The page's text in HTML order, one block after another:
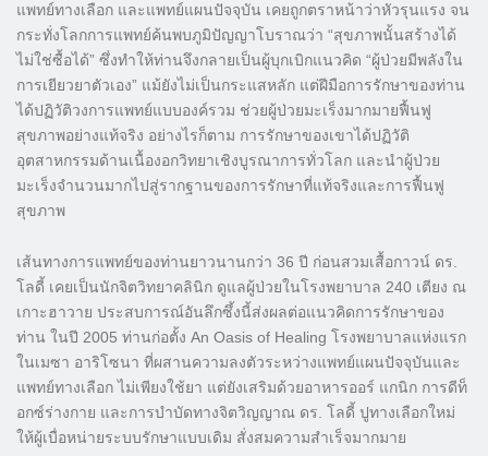
แพทย์ทางเลือก และแพทย์แผนปัจจุบัน เคยถูกตราหน้าว่าหัวรุนแรง จน
กระทั่งโลกการแพทย์ค้นพบภูมิปัญญาโบราณว่า “สุขภาพนั้นสร้างได้
ไม่ใช่ซื้อได้” ซึ่งทำให้ท่านจึงกลายเป็นผู้บุกเบิกแนวคิด “ผู้ป่วยมีพลังใน
การเยียวยาตัวเอง” แม้ยังไม่เป็นกระแสหลัก แต่ฝีมือการรักษาของท่าน
ได้ปฏิวัติวงการแพทย์แบบองค์รวม ช่วยผู้ป่วยมะเร็งมากมายฟื้นฟู
สุขภาพอย่างแท้จริง อย่างไรก็ตาม การรักษาของเขาได้ปฏิวัติ
อุตสาหกรรมด้านเนื้องอกวิทยาเชิงบูรณาการทั่วโลก และนำผู้ป่วย
มะเร็งจำนวนมากไปสู่รากฐานของการรักษาที่แท้จริงและการฟื้นฟู
สุขภาพ
เส้นทางการแพทย์ของท่านยาวนานกว่า 36 ปี ก่อนสวมเสื้อกาวน์ ดร.
โลดี้ เคยเป็นนักจิตวิทยาคลินิก ดูแลผู้ป่วยในโรงพยาบาล 240 เตียง ณ
เกาะฮาวาย ประสบการณ์อันลึกซึ้งนี้ส่งผลต่อแนวคิดการรักษาของ
ท่าน ในปี 2005 ท่านก่อตั้ง An Oasis of Healing โรงพยาบาลแห่งแรก
ในเมซา อาริโซนา ที่ผสานความลงตัวระหว่างแพทย์แผนปัจจุบันและ
แพทย์ทางเลือก ไม่เพียงใช้ยา แต่ยังเสริมด้วยอาหารออร์ แกนิก การดีท็
อกซ์ร่างกาย และการบำบัดทางจิตวิญญาณ ดร. โลดี้ ปูทางเลือกใหม่
ให้ผู้เบื่อหน่ายระบบรักษาแบบเดิม สั่งสมความสำเร็จมากมาย